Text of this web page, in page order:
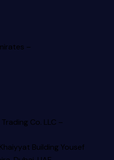
–
Co. LLC –
BuildingYousef